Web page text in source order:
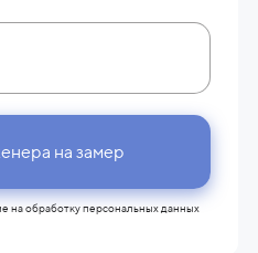
на замер
наобработку персональных данных